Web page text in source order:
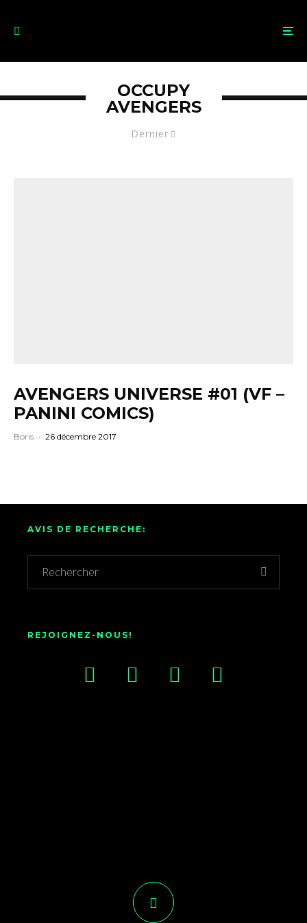
Dernier
OCCUPY
AVENGERS
AVENGERS UNIVERSE #01 (VF –
PANINI COMICS)
Boris · 26 décembre 2017
AVIS DE RECHERCHE:
REJOIGNEZ-NOUS!